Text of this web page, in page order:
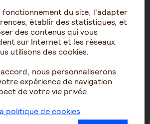
GESTION DES COOKIES
ACCESSIBILITÉ : NON
CONFORME
Se connecter / S'inscrire
fonctionnement du site, l'adapter
établir des statistiques, et
des contenus qui vous
sur Internet et les réseaux
utilisons des cookies.
nous personnaliserons
expérience de navigation
de votre vie privée.
politique de cookies